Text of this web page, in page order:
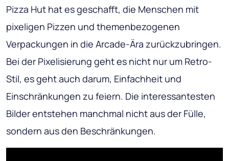
Pizza Hut hat es geschafft, die Menschen mit
pixeligen Pizzen und themenbezogenen
Verpackungen in die Arcade-Ära zurückzubringen.
Bei der Pixelisierung geht es nicht nur um Retro-
Stil, es geht auch darum, Einfachheit und
Einschränkungen zu feiern. Die interessantesten
Bilder entstehen manchmal nicht aus der Fülle,
sondern aus den Beschränkungen.